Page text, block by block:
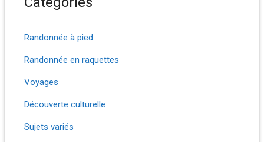
Randonnée à pied
Randonnée en raquettes
Voyages
Découverte culturelle
Sujets variés